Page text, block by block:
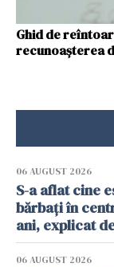
Ghid de
recunoașterea
06 AUGUST 2026
S-a aflat cine
bărbați în
ani, explicat
06 AUGUST 2026